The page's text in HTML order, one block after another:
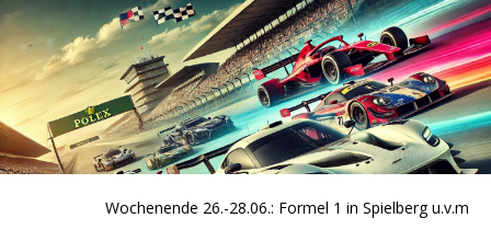
Wochenende 26.-28.06.: Formel 1 in Spielberg u.v.m.